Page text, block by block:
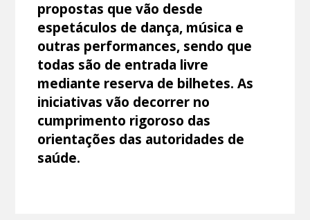
propostas que vão desde
espetáculos de dança, música e
outras performances, sendo que
todas são de entrada livre
mediante reserva de bilhetes. As
iniciativas vão decorrer no
cumprimento rigoroso das
orientações das autoridades de
saúde.